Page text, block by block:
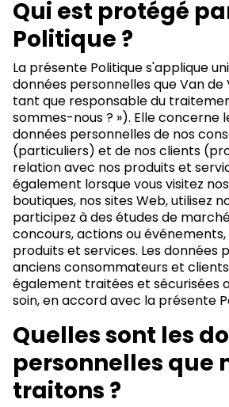
Qui est protégé
Politique ?
La présente Politique s'applique
données personnelles que Van
tant que responsable du
sommes-nous ? »). Elle concerne
données personnelles de nos
(particuliers) et de nos clients
relation avec nos produits et
également lorsque vous visitez
boutiques, nos sites Web, utilisez
participez à des études de
concours, actions ou événements,
produits et services. Les données
anciens consommateurs et
également traitées et sécurisées
soin, en accord avec la présente
Quelles sont les
personnelles que
traitons ?